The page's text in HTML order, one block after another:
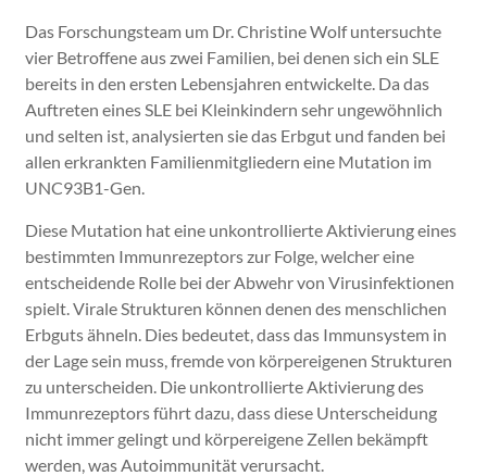
Das Forschungsteam um Dr. Christine Wolf untersuchte
vier Betroffene aus zwei Familien, bei denen sich ein SLE
bereits in den ersten Lebensjahren entwickelte. Da das
Auftreten eines SLE bei Kleinkindern sehr ungewöhnlich
und selten ist, analysierten sie das Erbgut und fanden bei
allen erkrankten Familienmitgliedern eine Mutation im
UNC93B1-Gen.
Diese Mutation hat eine unkontrollierte Aktivierung eines
bestimmten Immunrezeptors zur Folge, welcher eine
entscheidende Rolle bei der Abwehr von Virusinfektionen
spielt. Virale Strukturen können denen des menschlichen
Erbguts ähneln. Dies bedeutet, dass das Immunsystem in
der Lage sein muss, fremde von körpereigenen Strukturen
zu unterscheiden. Die unkontrollierte Aktivierung des
Immunrezeptors führt dazu, dass diese Unterscheidung
nicht immer gelingt und körpereigene Zellen bekämpft
werden, was Autoimmunität verursacht.